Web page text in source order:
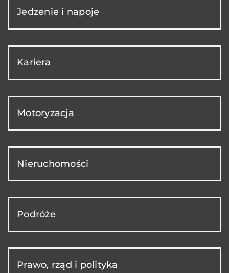
Jedzenie i napoje
Kariera
Motoryzacja
Nieruchomości
Podróże
Prawo, rząd i polityka